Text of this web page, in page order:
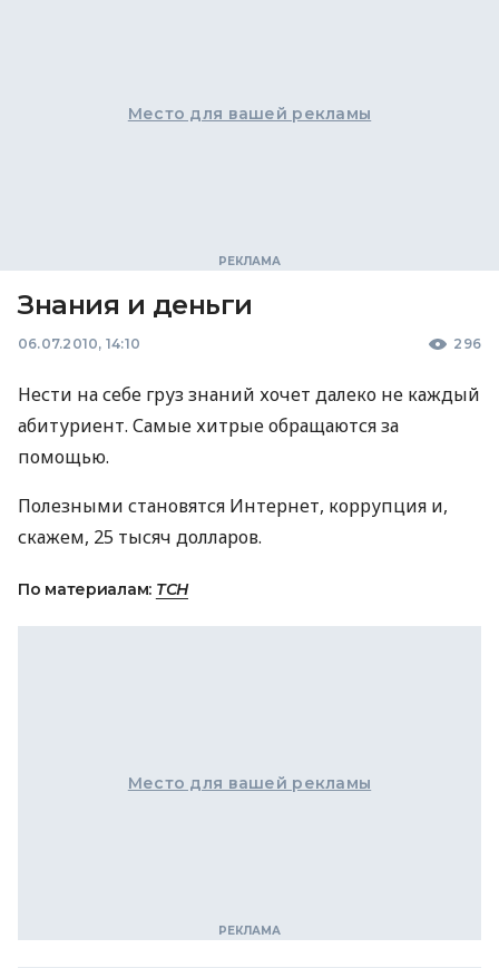
Место для вашей рекламы
Знания и деньги
06.07.2010, 14:10 296
Нести на себе груз знаний хочет далеко не каждый
абитуриент. Самые хитрые обращаются за
помощью.
Полезными становятся Интернет, коррупция и,
скажем, 25 тысяч долларов.
По материалам: ТСН
Место для вашей рекламы